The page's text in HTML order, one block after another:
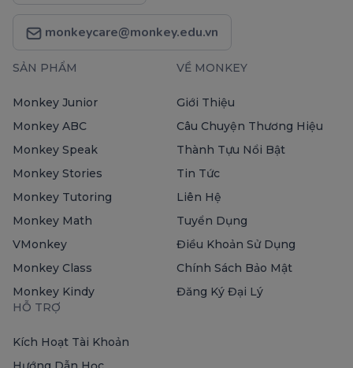
monkeycare@monkey.edu.vn
SẢN PHẨM
Monkey Junior
Monkey ABC
Monkey Speak
Monkey Stories
Monkey Tutoring
Monkey Math
VMonkey
Monkey Class
Monkey Kindy
VỀ MONKEY
Giới Thiệu
Câu Chuyện Thương Hiệu
Thành Tựu Nổi Bật
Tin Tức
Liên Hệ
Tuyển Dụng
Điều Khoản Sử Dụng
Chính Sách Bảo Mật
Đăng Ký Đại Lý
HỖ TRỢ
Kích Hoạt Tài Khoản